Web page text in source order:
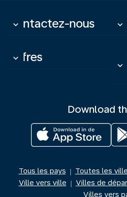
Contactez-nous
keyboard_arrow_down keyboard_arrow_down
Offres
keyboard_arrow_down
keyboard_arrow_down
Download
Tous les pays | Toutes les
Ville vers ville | Villes de
Villes vers